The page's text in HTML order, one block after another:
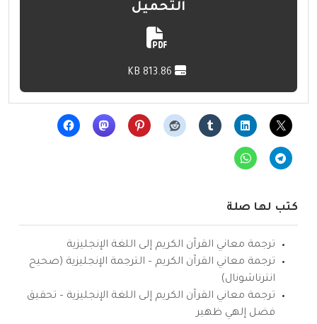
التحميل
كتب لها صلة
ترجمة معاني القرآن الكريم إلى اللغة الإنجليزية
ترجمة معاني القرآن الكريم – الترجمة الإنجليزية (صحيح
انترناشونال)
ترجمة معاني القرآن الكريم إلى اللغة الإنجليزية – تحقيق
فضل إلهي ظهير